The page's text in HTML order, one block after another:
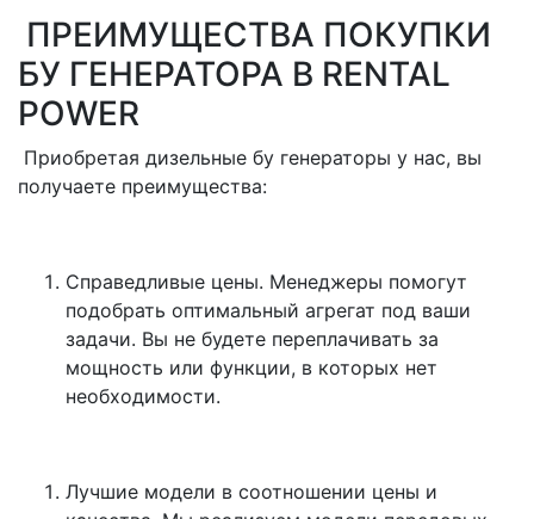
ПРЕИМУЩЕСТВА ПОКУПКИ
БУ ГЕНЕРАТОРА В RENTAL
POWER
Приобретая дизельные бу генераторы у нас, вы
получаете преимущества:
Справедливые цены. Менеджеры помогут
подобрать оптимальный агрегат под ваши
задачи. Вы не будете переплачивать за
мощность или функции, в которых нет
необходимости.
Лучшие модели в соотношении цены и